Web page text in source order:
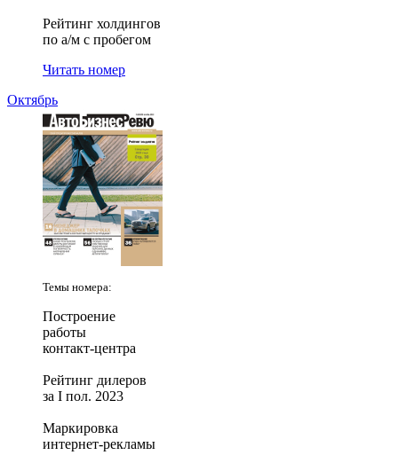
Рейтинг холдингов
по а/м с пробегом
Читать номер
Октябрь
Темы номера:
Построение
работы
контакт-центра
Рейтинг дилеров
за I пол. 2023
Маркировка
интернет-рекламы